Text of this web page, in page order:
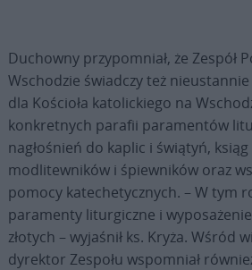
Duchowny przypomniał, że Zespół
Wschodzie świadczy też
dla Kościoła katolickiego na
konkretnych parafii paramentów
nagłośnień do kaplic i świątyń,
modlitewników i śpiewników oraz
pomocy katechetycznych. – W tym
paramenty liturgiczne i
złotych – wyjaśnił ks. Kryża. Wśród
dyrektor Zespołu wspomniał